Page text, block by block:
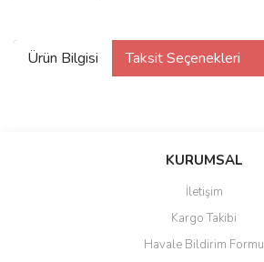
Ürün Bilgisi Taksit Seçenekleri
KURUMSAL
İletişim
Kargo Takibi
Havale Bildirim Formu